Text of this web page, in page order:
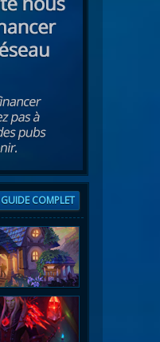
GUIDE COMPLET